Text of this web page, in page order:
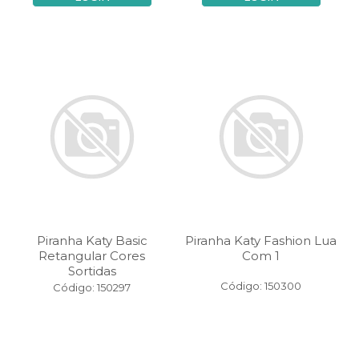
Piranha Katy Basic
Retangular Cores
Sortidas
Código: 150297
Piranha Katy Fashion Lua
Com 1
Código: 150300